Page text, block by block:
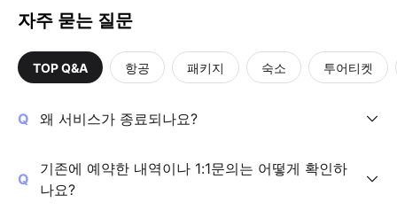
자주 묻는 질문
TOP Q&A 항공 패키지 숙소 투어티켓
왜 서비스가 종료되나요?
기존에 예약한 내역이나 1:1문의는 어떻게 확인하
나요?